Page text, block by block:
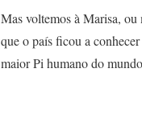
Mas voltemos à Marisa, ou
que o país ficou a
maior Pi humano do